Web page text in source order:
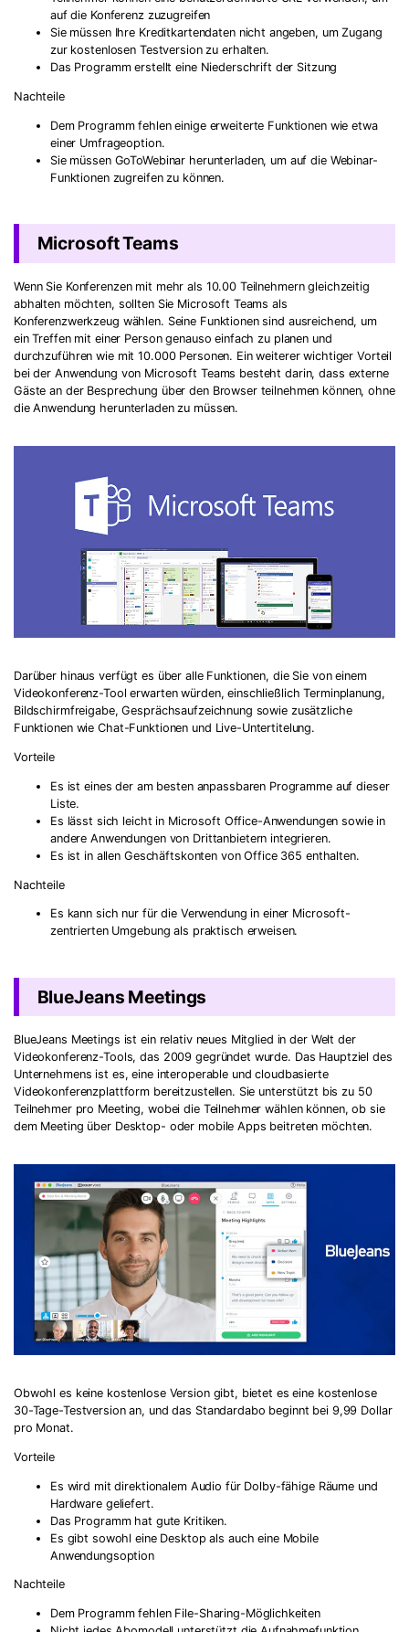
auf die Konferenz zuzugreifen
Sie müssen Ihre Kreditkartendaten nicht angeben, um Zugang
zur kostenlosen Testversion zu erhalten.
Das Programm erstellt eine Niederschrift der Sitzung
Nachteile
Dem Programm fehlen einige erweiterte Funktionen wie etwa
einer Umfrageoption.
Sie müssen GoToWebinar herunterladen, um auf die Webinar-
Funktionen zugreifen zu können.
Microsoft Teams
Wenn Sie Konferenzen mit mehr als 10.00 Teilnehmern gleichzeitig
abhalten möchten, sollten Sie Microsoft Teams als
Konferenzwerkzeug wählen. Seine Funktionen sind ausreichend, um
ein Treffen mit einer Person genauso einfach zu planen und
durchzuführen wie mit 10.000 Personen. Ein weiterer wichtiger Vorteil
bei der Anwendung von Microsoft Teams besteht darin, dass externe
Gäste an der Besprechung über den Browser teilnehmen können, ohne
die Anwendung herunterladen zu müssen.
Darüber hinaus verfügt es über alle Funktionen, die Sie von einem
Videokonferenz-Tool erwarten würden, einschließlich Terminplanung,
Bildschirmfreigabe, Gesprächsaufzeichnung sowie zusätzliche
Funktionen wie Chat-Funktionen und Live-Untertitelung.
Vorteile
Es ist eines der am besten anpassbaren Programme auf dieser
Liste.
Es lässt sich leicht in Microsoft Office-Anwendungen sowie in
andere Anwendungen von Drittanbietern integrieren.
Es ist in allen Geschäftskonten von Office 365 enthalten.
Nachteile
Es kann sich nur für die Verwendung in einer Microsoft-
zentrierten Umgebung als praktisch erweisen.
BlueJeans Meetings
BlueJeans Meetings ist ein relativ neues Mitglied in der Welt der
Videokonferenz-Tools, das 2009 gegründet wurde. Das Hauptziel des
Unternehmens ist es, eine interoperable und cloudbasierte
Videokonferenzplattform bereitzustellen. Sie unterstützt bis zu 50
Teilnehmer pro Meeting, wobei die Teilnehmer wählen können, ob sie
dem Meeting über Desktop- oder mobile Apps beitreten möchten.
Obwohl es keine kostenlose Version gibt, bietet es eine kostenlose
30-Tage-Testversion an, und das Standardabo beginnt bei 9,99 Dollar
pro Monat.
Vorteile
Es wird mit direktionalem Audio für Dolby-fähige Räume und
Hardware geliefert.
Das Programm hat gute Kritiken.
Es gibt sowohl eine Desktop als auch eine Mobile
Anwendungsoption
Nachteile
Dem Programm fehlen File-Sharing-Möglichkeiten